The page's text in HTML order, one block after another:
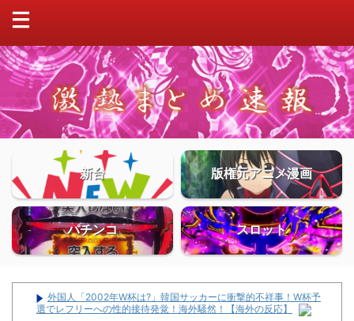
新台 版権元アニメ漫画
パチンコ スロット
外国人「2002年W杯は?」韓国サッカーに衝撃的不祥事！W杯予
選でレフリーへの性的接待発覚！海外騒然！【海外の反応】